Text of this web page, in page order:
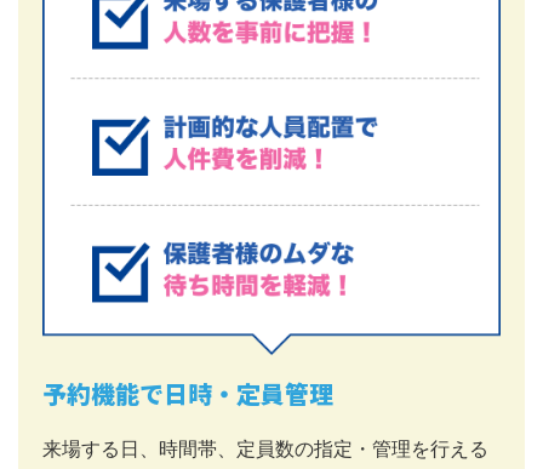
予約機能で日時・定員管理
来場する日、時間帯、定員数の指定・管理を行える